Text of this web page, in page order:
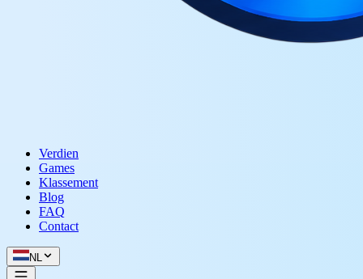
Verdien
Games
Klassement
Blog
FAQ
Contact
NL